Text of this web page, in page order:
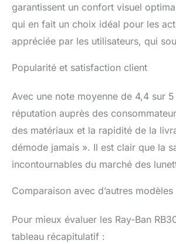
garantissent un confort visuel
qui en fait un choix idéal pour les
appréciée par les utilisateurs, qui
Popularité et satisfaction client
Avec une note moyenne de 4,4 sur
réputation auprès des
des matériaux et la rapidité de la
démode jamais ». Il est clair que la
incontournables du marché des
Comparaison avec d’autres modèles
Pour mieux évaluer les Ray-Ban
tableau récapitulatif :